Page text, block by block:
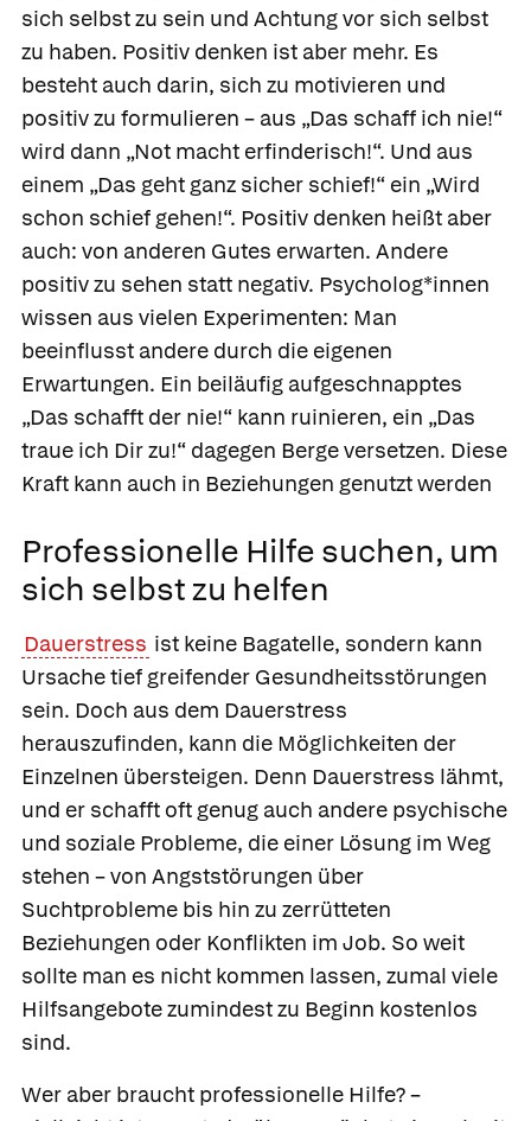
sich selbst zu sein und Achtung vor sich selbst
zu haben. Positiv denken ist aber mehr. Es
besteht auch darin, sich zu motivieren und
positiv zu formulieren – aus „Das schaff ich nie!“
wird dann „Not macht erfinderisch!“. Und aus
einem „Das geht ganz sicher schief!“ ein „Wird
schon schief gehen!“. Positiv denken heißt aber
auch: von anderen Gutes erwarten. Andere
positiv zu sehen statt negativ. Psycholog*innen
wissen aus vielen Experimenten: Man
beeinflusst andere durch die eigenen
Erwartungen. Ein beiläufig aufgeschnapptes
„Das schafft der nie!“ kann ruinieren, ein „Das
traue ich Dir zu!“ dagegen Berge versetzen. Diese
Kraft kann auch in Beziehungen genutzt werden
Professionelle Hilfe suchen, um
sich selbst zu helfen
Dauerstress ist keine Bagatelle, sondern kann
Ursache tief greifender Gesundheitsstörungen
sein. Doch aus dem Dauerstress
herauszufinden, kann die Möglichkeiten der
Einzelnen übersteigen. Denn Dauerstress lähmt,
und er schafft oft genug auch andere psychische
und soziale Probleme, die einer Lösung im Weg
stehen – von Angststörungen über
Suchtprobleme bis hin zu zerrütteten
Beziehungen oder Konflikten im Job. So weit
sollte man es nicht kommen lassen, zumal viele
Hilfsangebote zumindest zu Beginn kostenlos
sind.
Wer aber braucht professionelle Hilfe? –